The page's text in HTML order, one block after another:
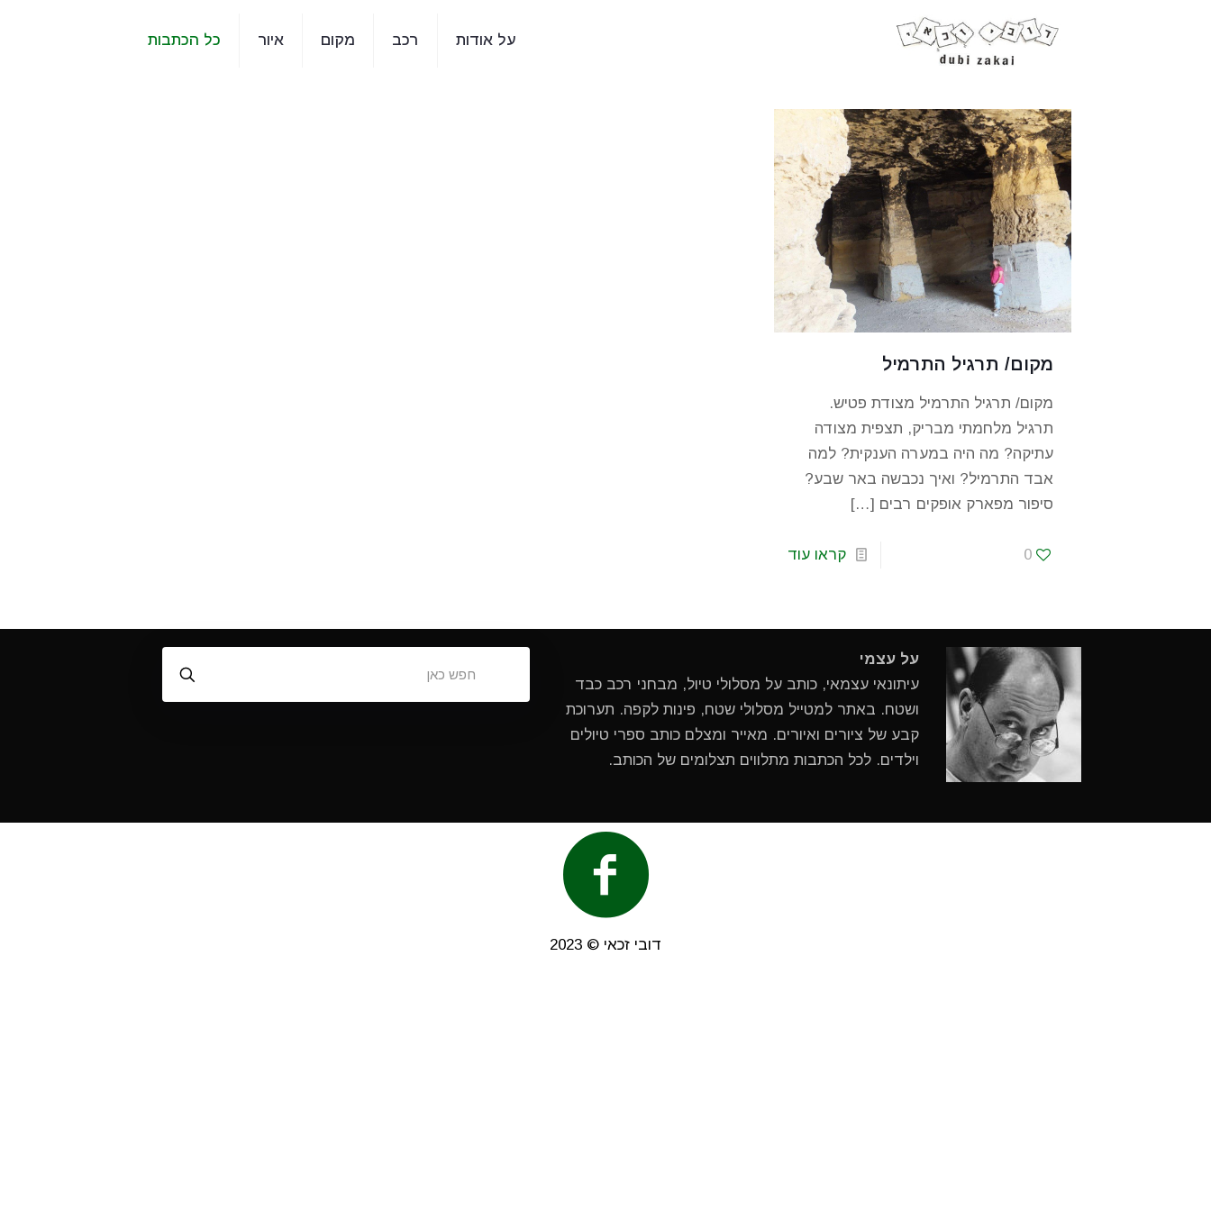
על אודות רכב מקום איור כל הכתבות
מקום/ תרגיל התרמיל
מקום/ תרגיל התרמיל מצודת פטיש.
תרגיל מלחמתי מבריק, תצפית מצודה
עתיקה? מה היה במערה הענקית? למה
אבד התרמיל? ואיך נכבשה באר שבע?
סיפור מפארק אופקים רבים […]
0 קראו עוד
על עצמי
עיתונאי עצמאי, כותב על מסלולי טיול, מבחני רכב כבד
ושטח. באתר למטייל מסלולי שטח, פינות לקפה. תערוכת
קבע של ציורים ואיורים. מאייר ומצלם כותב ספרי טיולים
וילדים. לכל הכתבות מתלווים תצלומים של הכותב.
דובי זכאי © 2023